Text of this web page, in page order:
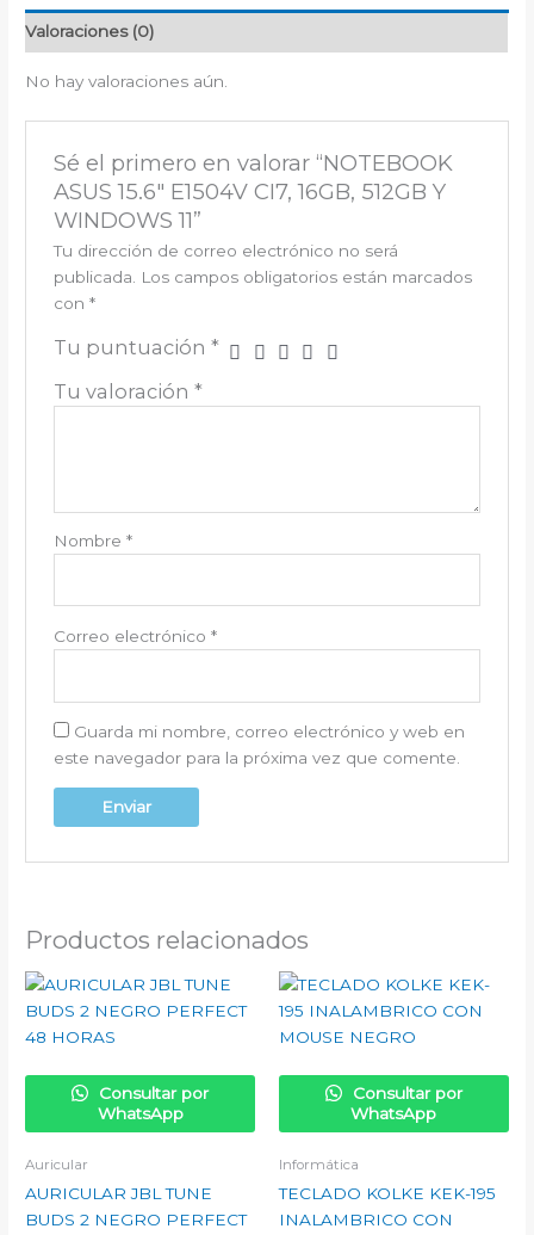
Valoraciones (0)
No hay valoraciones aún.
Sé el primero en valorar “NOTEBOOK
ASUS 15.6″ E1504V CI7, 16GB, 512GB Y
WINDOWS 11”
Tu dirección de correo electrónico no será
publicada.
Los campos obligatorios están marcados
con *
Tu puntuación *
Tu valoración *
Nombre *
Correo electrónico *
Guarda mi nombre, correo electrónico y web en
este navegador para la próxima vez que comente.
Productos relacionados
Consultar por
WhatsApp
Auricular
AURICULAR JBL TUNE
BUDS 2 NEGRO PERFECT
Consultar por
WhatsApp
Informática
TECLADO KOLKE KEK-195
INALAMBRICO CON